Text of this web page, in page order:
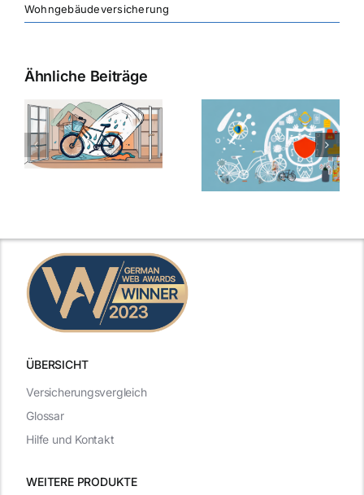
Wohngebäudeversicherung
Ähnliche Beiträge
ÜBERSICHT
WEITERE PRODUKTE
Versicherungsvergleich
Glossar
Hilfe und Kontakt